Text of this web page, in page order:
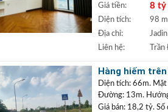
tiện ích an sinh
mua định cư lâu
+++ Liên hệ xem
+TRẦN
+ Bất động
ngân hàng lãi
Giá tiền:
8 tỷ
Diện tích:
98
Địa chỉ:
Liên hệ:
Hàng hiếm
hoặc làm văn
Diện tích: 66m.
Đường: 13m.
Giá bán: 18,2 tỷ.